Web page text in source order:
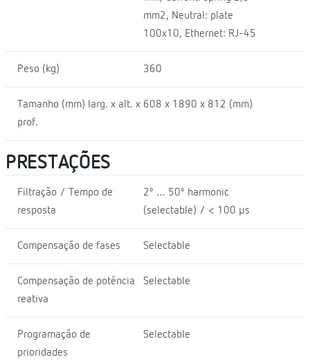
mm2, Neutral: plate
100x10, Ethernet: RJ-45
Peso (kg) 360
Tamanho (mm) larg. x alt. x
prof.
608 x 1890 x 812 (mm)
PRESTAÇÕES
Filtração / Tempo de
resposta
2º … 50º harmonic
(selectable) / < 100 µs
Compensação de fases Selectable
Compensação de potência
reativa
Selectable
Programação de
prioridades
Selectable